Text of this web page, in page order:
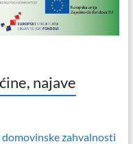
najave
zahvalnosti